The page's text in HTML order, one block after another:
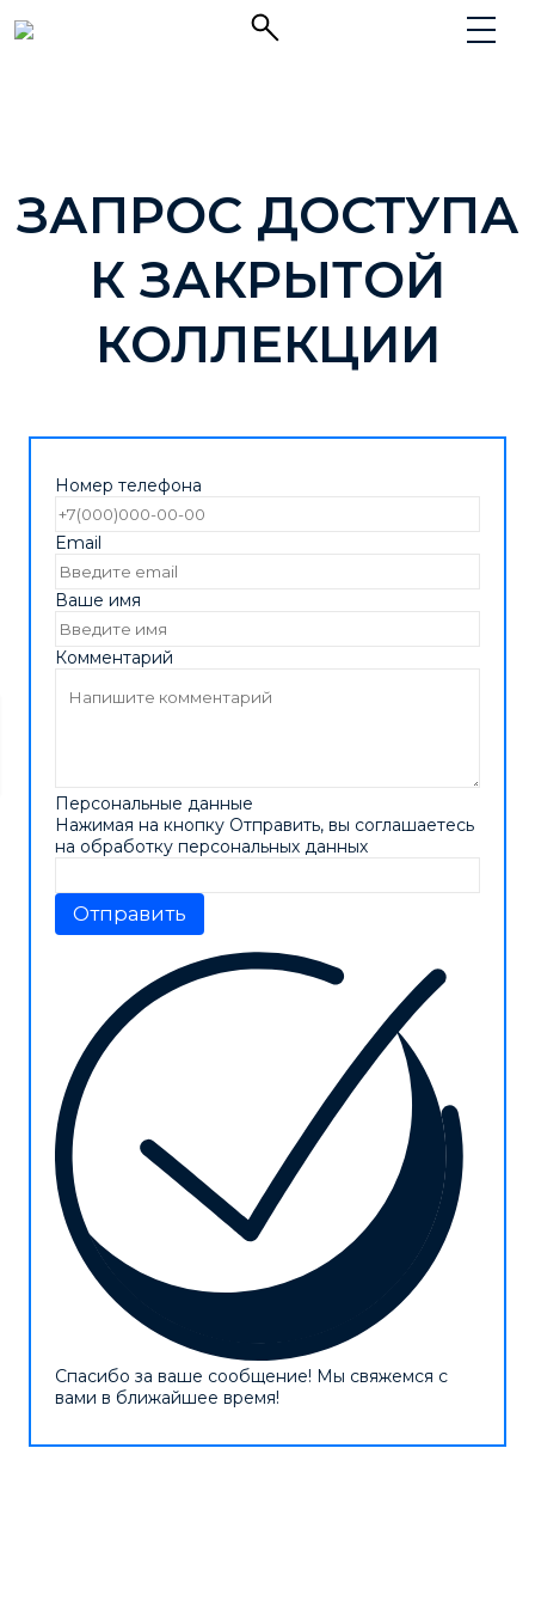
ЗАПРОС ДОСТУПА
К ЗАКРЫТОЙ
КОЛЛЕКЦИИ
Номер телефона
Email
Ваше имя
Комментарий
Персональные данные
Нажимая на кнопку Отправить, вы соглашаетесь
на обработку персональных данных
Отправить
Спасибо за ваше сообщение! Мы свяжемся с
вами в ближайшее время!